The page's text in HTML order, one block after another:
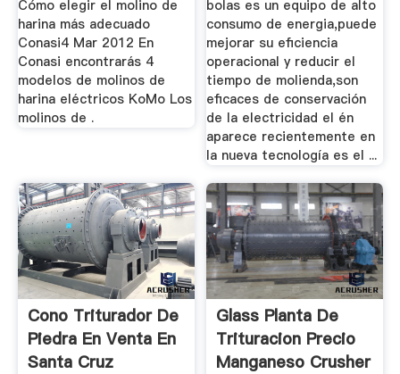
Cómo elegir el molino de
harina más adecuado
Conasi4 Mar 2012 En
Conasi encontrarás 4
modelos de molinos de
harina eléctricos KoMo Los
molinos de .
bolas es un equipo de alto
consumo de energia,puede
mejorar su eficiencia
operacional y reducir el
tiempo de molienda,son
eficaces de conservación
de la electricidad el én
aparece recientemente en
la nueva tecnología es el ...
Cono Triturador De
Piedra En Venta En
Santa Cruz
Glass Planta De
Trituracion Precio
Manganeso Crusher